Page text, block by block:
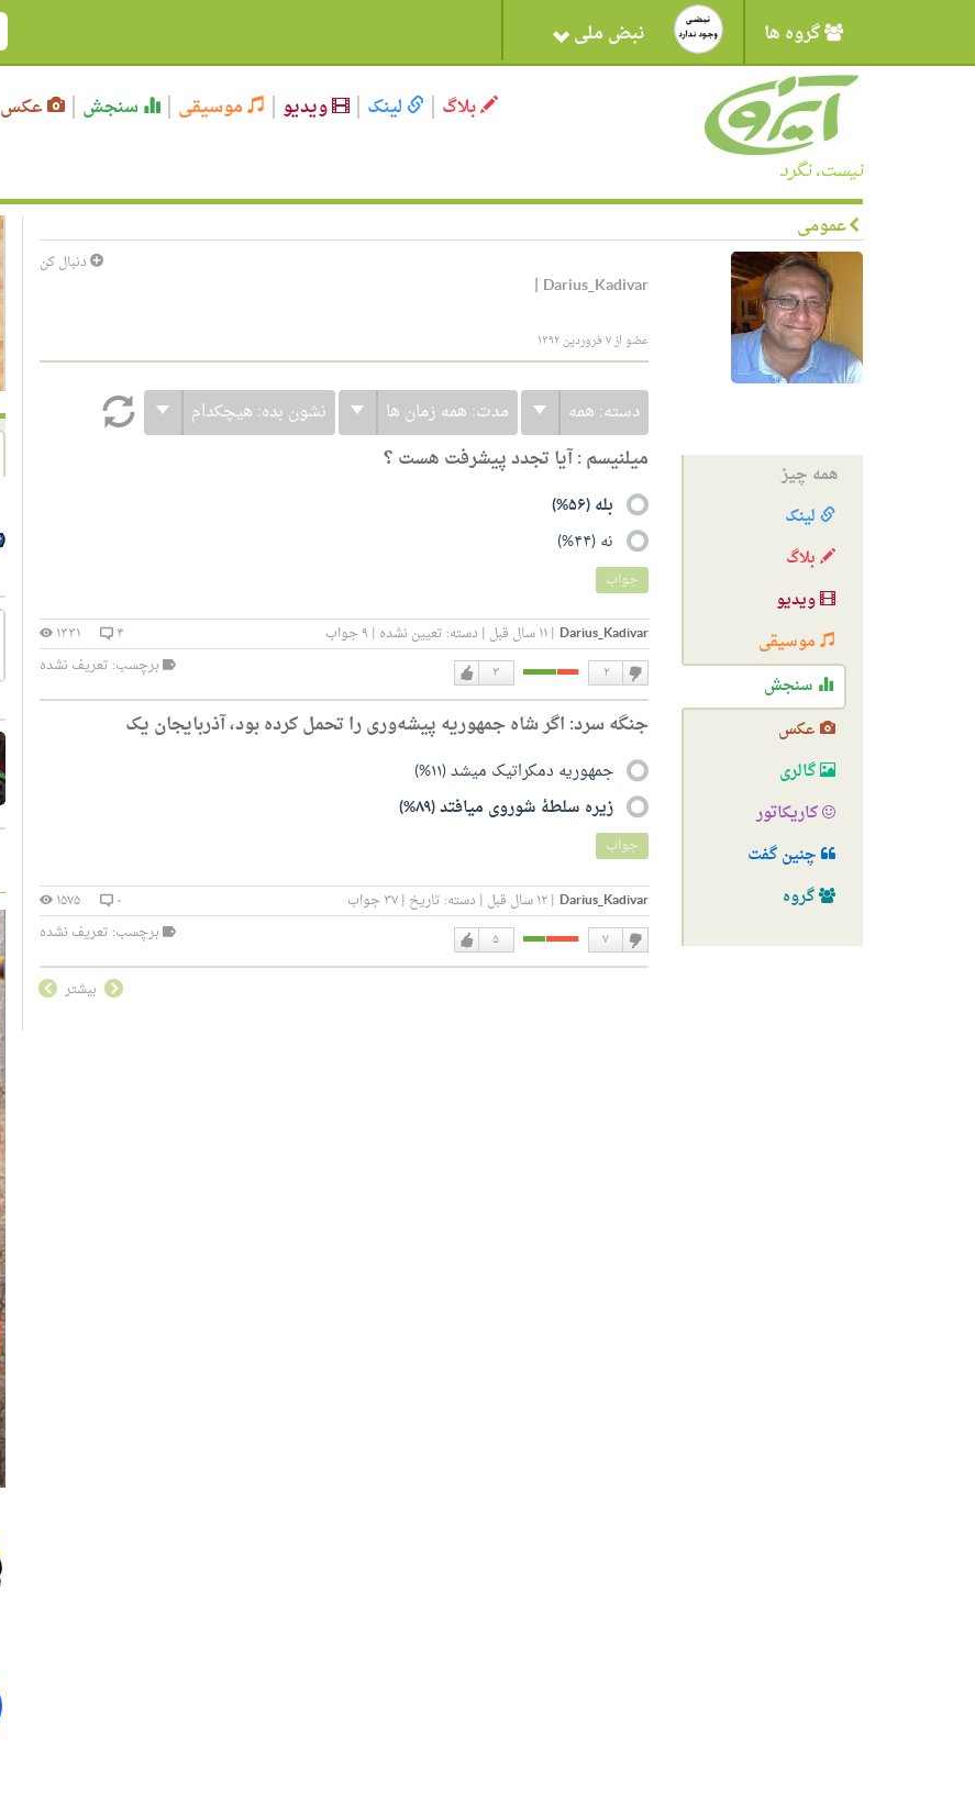
گروه ها نبض ملی
نیست، نگرد
بلاگ لینک ویدیو موسیقی سنجش عکس
عمومی
همه چیز
لینک
بلاگ
ویدیو
موسیقی
سنجش
عکس
گالری
کاریکاتور
چنین گفت
گروه
دنبال کن
Darius_Kadivar
|
عضو از ۷ فروردین ۱۳۹۲
دسته: همه مدت: همه زمان ها نشون بده: هیچکدام
میلنیسم : آیا تجدد پیشرفت هست ؟
بله (۵۶%)
نه‌ (۴۴%)
جواب
Darius_Kadivar
|۱۱ سال قبل | دسته: تعیین نشده | ۹ جواب ۴ ۱۳۳۱
دوست
دارم
۳ ۲
دوست
نداشتن
برچسب: تعریف نشده
جنگه سرد: اگر شاه جمهوریه پیشه‌وری را تحمل کرده بود، آذربایجان یک
جمهوریه دمکراتیک میشد (۱۱%)
زیره سلطهٔ شوروی میافتد (۸۹%)
جواب
Darius_Kadivar
|۱۲ سال قبل | دسته: تاریخ |۳۷ جواب ۰ ۱۵۷۵
دوست
۵ ۷
دوست
برچسب: تعریف نشده
بیشتر